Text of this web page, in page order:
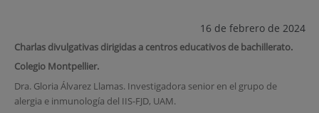
16 de febrero de 2024
Charlas divulgativas dirigidas a centros educativos de bachillerato.
Colegio Montpellier.
Dra. Gloria Álvarez Llamas. Investigadora senior en el grupo de
alergia e inmunología del IIS-FJD, UAM.